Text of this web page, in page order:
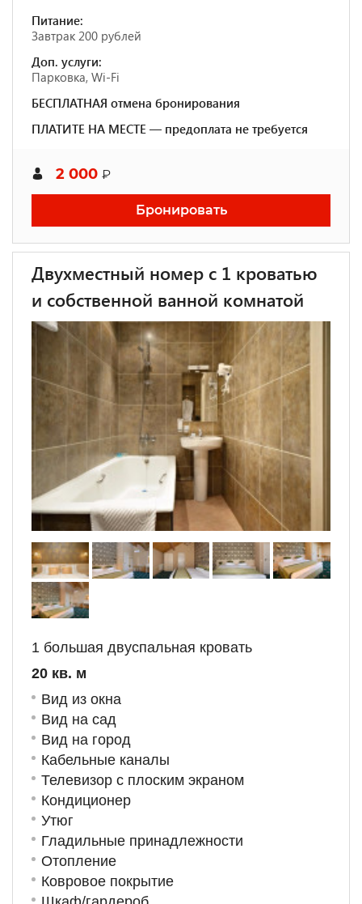
Питание:
Завтрак 200 рублей
Доп. услуги:
Парковка, Wi-Fi
БЕСПЛАТНАЯ отмена бронирования
ПЛАТИТЕ НА МЕСТЕ — предоплата не требуется
2 000 ₽
Бронировать
Двухместный номер с 1 кроватью
и собственной ванной комнатой
1 большая двуспальная кровать
20 кв. м
Вид из окна
Вид на сад
Вид на город
Кабельные каналы
Телевизор с плоским экраном
Кондиционер
Утюг
Гладильные принадлежности
Отопление
Ковровое покрытие